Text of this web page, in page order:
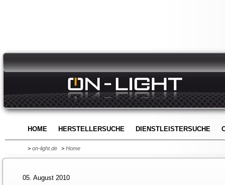
HOME HERSTELLERSUCHE DIENSTLEISTERSUCHE
> on-light.de > Home
05. August 2010